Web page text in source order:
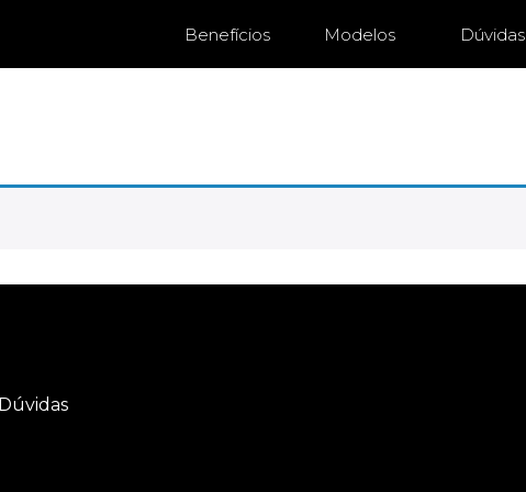
Benefícios Modelos Dúvidas
Dúvidas